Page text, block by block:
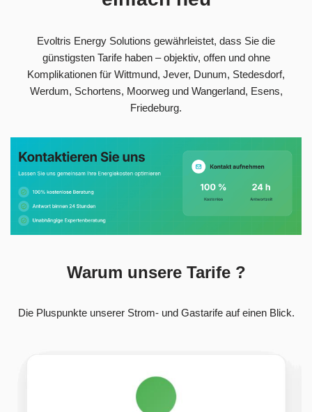
Evoltris Energy Solutions gewährleistet, dass Sie die
günstigsten Tarife haben – objektiv, offen und ohne
Komplikationen für Wittmund, Jever, Dunum, Stedesdorf,
Werdum, Schortens, Moorweg und Wangerland, Esens,
Friedeburg.
Warum unsere Tarife ?
Die Pluspunkte unserer Strom- und Gastarife auf einen Blick.